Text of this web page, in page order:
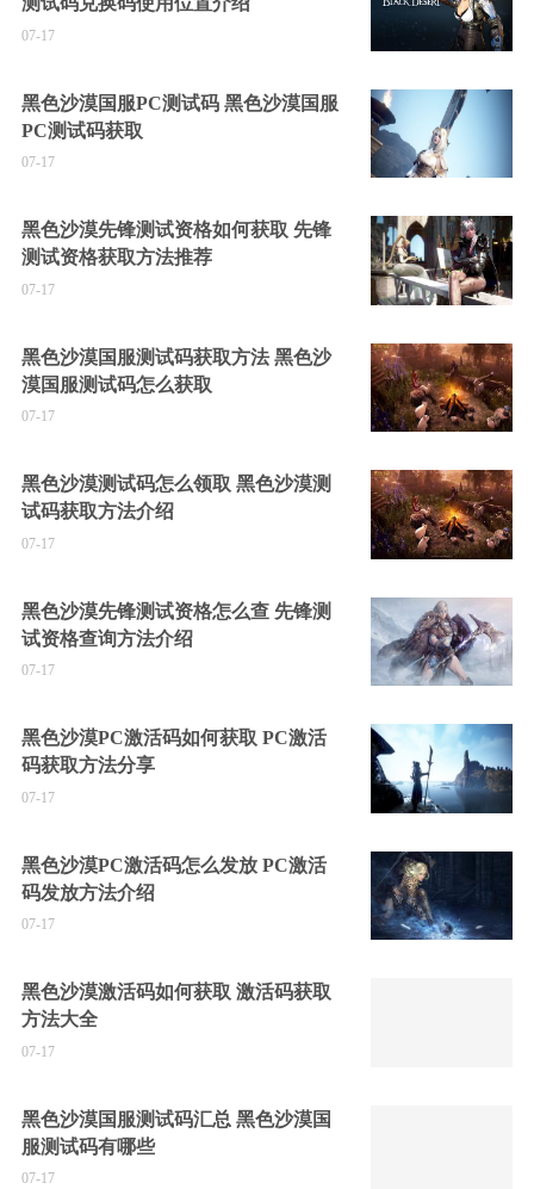
07-17
黑色沙漠国服PC测试码 黑色沙漠国服
PC测试码获取
07-17
黑色沙漠先锋测试资格如何获取 先锋
测试资格获取方法推荐
07-17
黑色沙漠国服测试码获取方法 黑色沙
漠国服测试码怎么获取
07-17
黑色沙漠测试码怎么领取 黑色沙漠测
试码获取方法介绍
07-17
黑色沙漠先锋测试资格怎么查 先锋测
试资格查询方法介绍
07-17
黑色沙漠PC激活码如何获取 PC激活
码获取方法分享
07-17
黑色沙漠PC激活码怎么发放 PC激活
码发放方法介绍
07-17
黑色沙漠激活码如何获取 激活码获取
方法大全
07-17
黑色沙漠国服测试码汇总 黑色沙漠国
服测试码有哪些
07-17